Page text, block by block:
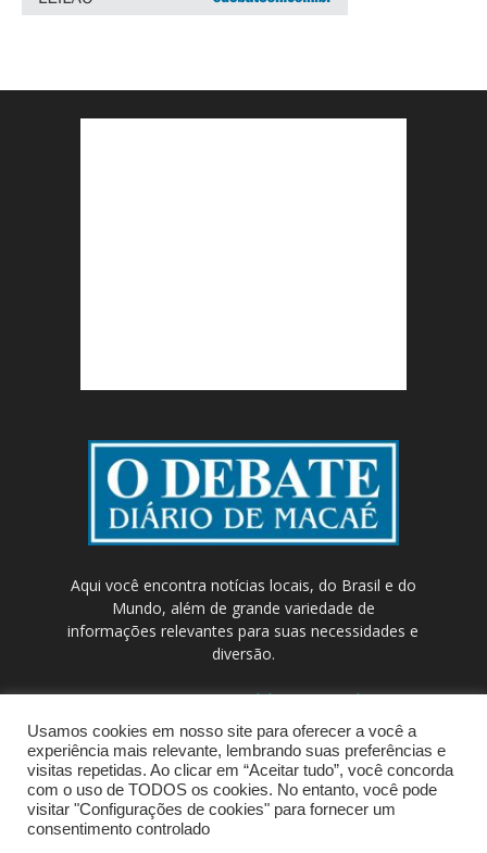
Aqui você encontra notícias locais, do Brasil e do
Mundo, além de grande variedade de
informações relevantes para suas necessidades e
diversão.
Contato:contato@odebateon.com.br /
comercia@odebateon.com.br
Usamos cookies em nosso site para oferecer a você a
experiência mais relevante, lembrando suas preferências e
visitas repetidas. Ao clicar em “Aceitar tudo”, você concorda
com o uso de TODOS os cookies. No entanto, você pode
visitar "Configurações de cookies" para fornecer um
consentimento controlado